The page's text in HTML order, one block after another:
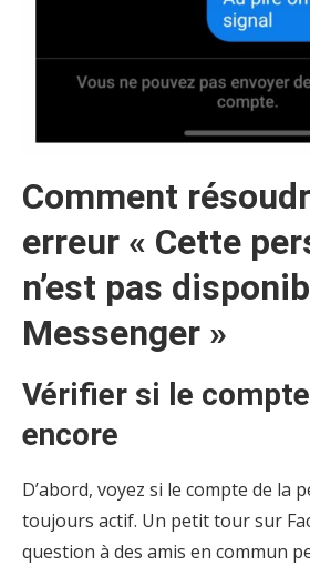
Comment
erreur « Cette
n’est pas
Messenger »
Vérifier si le
encore
D’abord, voyez si le compte de la
toujours actif. Un petit tour sur
question à des amis en commun